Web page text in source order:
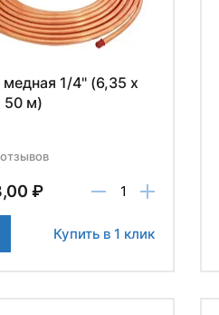
медная 1/4" (6,35 х
50 м)
₽
Купить в 1 клик